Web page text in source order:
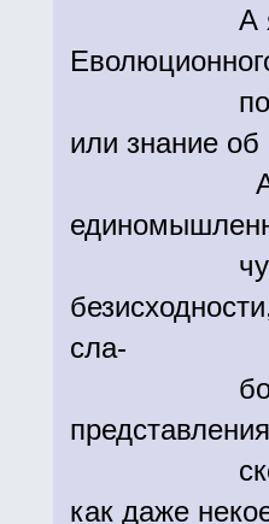
А я имел
или знание об
А
сла-
бости от
как даже